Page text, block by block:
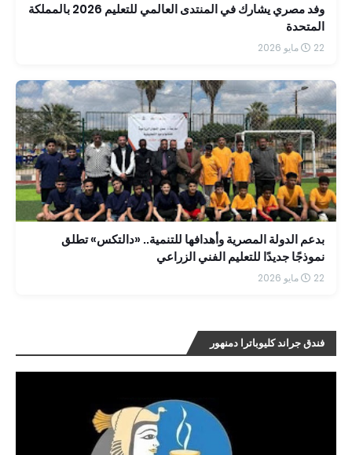
وفد مصري يشارك في المنتدى العالمي للتعليم 2026 بالمملكة
المتحدة
22 مايو 2026
بدعم الدولة المصرية وأهدافها للتنمية.. «دالتكس» تطلق
نموذجًا جديدًا للتعليم الفني الزراعي
22 مايو 2026
فندق جراند كليوباترا دمنهور